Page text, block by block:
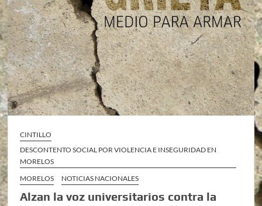
CINTILLO
DESCONTENTO SOCIAL POR VIOLENCIA E INSEGURIDAD EN
MORELOS
MORELOS
NOTICIAS NACIONALES
Alzan la voz universitarios contra la